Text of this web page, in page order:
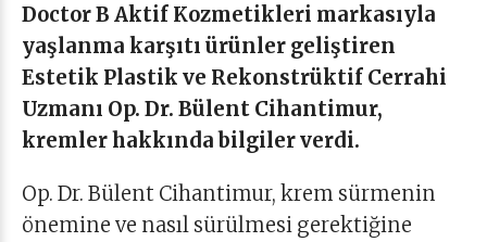
Doctor B Aktif Kozmetikleri markasıyla
yaşlanma karşıtı ürünler geliştiren
Estetik Plastik ve Rekonstrüktif Cerrahi
Uzmanı Op. Dr. Bülent Cihantimur,
kremler hakkında bilgiler verdi.
Op. Dr. Bülent Cihantimur, krem sürmenin
önemine ve nasıl sürülmesi gerektiğine